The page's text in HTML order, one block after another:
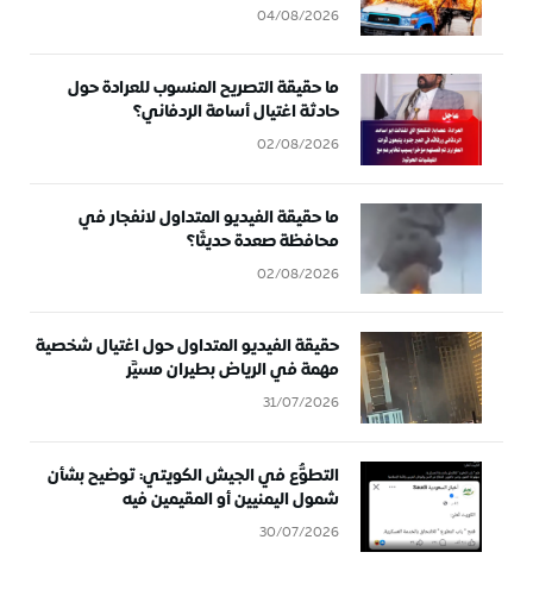
04/08/2026
ما حقيقة التصريح المنسوب للعرادة حول
حادثة اغتيال أسامة الردفاني؟
02/08/2026
ما حقيقة الفيديو المتداول لانفجار في
محافظة صعدة حديثًا؟
02/08/2026
حقيقة الفيديو المتداول حول اغتيال شخصية
مهمة في الرياض بطيران مسيَّر
31/07/2026
التطوُّع في الجيش الكويتي: توضيح بشأن
شمول اليمنيين أو المقيمين فيه
30/07/2026